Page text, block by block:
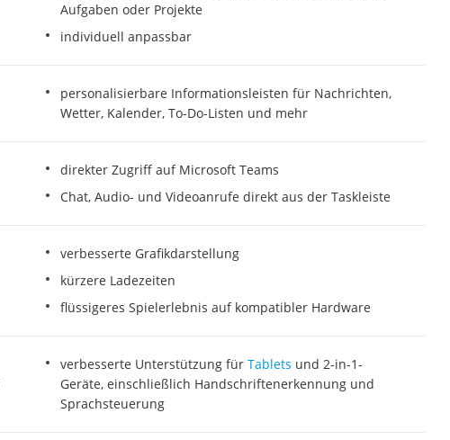
Aufgaben oder Projekte
individuell anpassbar
personalisierbare Informationsleisten für Nachrichten,
Wetter, Kalender, To-Do-Listen und mehr
direkter Zugriff auf Microsoft Teams
Chat, Audio- und Videoanrufe direkt aus der Taskleiste
verbesserte Grafikdarstellung
kürzere Ladezeiten
flüssigeres Spielerlebnis auf kompatibler Hardware
verbesserte Unterstützung für Tablets und 2-in-1-
Geräte, einschließlich Handschriftenerkennung und
Sprachsteuerung